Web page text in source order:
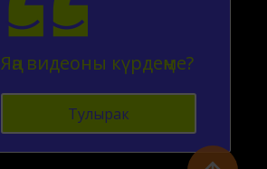
Яңа видеоны күрдеңме?
Тулырак